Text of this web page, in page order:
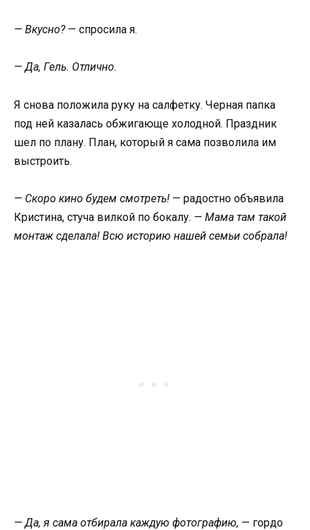
— Вкусно?— спросила я.
— Да, Гель. Отлично.
Я снова положила руку на салфетку. Черная папка
под ней казалась обжигающе холодной. Праздник
шел по плану. План, который я сама позволила им
выстроить.
— Скоро кино будем смотреть! — радостно объявила
Кристина, стуча вилкой по бокалу. — Мама там такой
монтаж сделала! Всю историю нашей семьи собрала!
— Да, я сама отбирала каждую фотографию, — гордо